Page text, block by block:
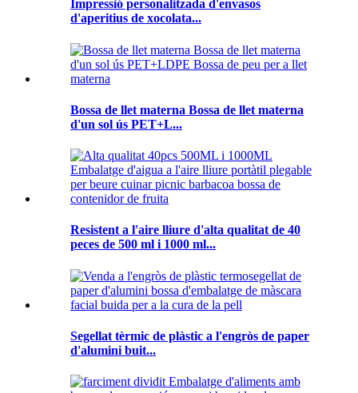
Impressió personalitzada d'envasos
d'aperitius de xocolata...
Bossa de llet materna Bossa de llet materna
d'un sol ús PET+L...
Resistent a l'aire lliure d'alta qualitat de 40
peces de 500 ml i 1000 ml...
Segellat tèrmic de plàstic a l'engròs de paper
d'alumini buit...